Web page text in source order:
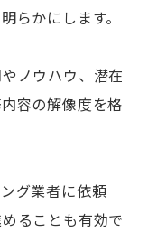
らかにします。
ノウハウ、潜在
容の解像度を格
グ業者に依頼
ることも有効で